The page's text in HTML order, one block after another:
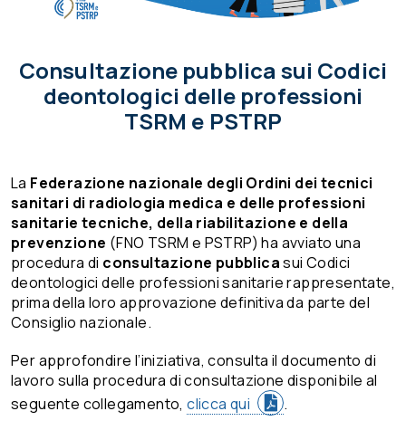
Consultazione pubblica sui Codici
deontologici delle professioni
TSRM e PSTRP
La Federazione nazionale degli Ordini dei tecnici
sanitari di radiologia medica e delle professioni
sanitarie tecniche, della riabilitazione e della
prevenzione (FNO TSRM e PSTRP) ha avviato una
procedura di consultazione pubblicasui Codici
deontologici delle professioni sanitarie rappresentate,
prima della loro approvazione definitiva da parte del
Consiglio nazionale.
Per approfondire l’iniziativa, consulta il documento di
lavoro sulla procedura di consultazione disponibile al
seguente collegamento,clicca qui .